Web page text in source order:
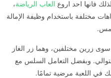
فانها احد اروع العاب الرياضة،
مختلفة باستخدام وظيفة الإمالة
زرين مختلفين، وهما زر الغاز
وبفضل التعامل السلس مع
في اللعبة مرضية تمامًا.